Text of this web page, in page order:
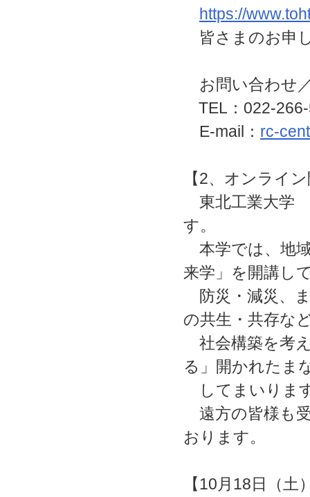
https://
皆さまのお申
お問い合わせ
TEL：022-
E-mail： rc-
【2、オンライ
東北工業大学
す。
本学では、地
来学」を開講し
防災・減災、
の共生・共
社会構築を考
る」開かれたま
してまいりま
遠方の皆様も
おります。
【10月18日（土